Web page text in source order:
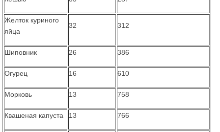
Желток куриного
яйца
32 312
Шиповник 26 386
Огурец 16 610
Морковь 13 758
Квашеная капуста 13 766